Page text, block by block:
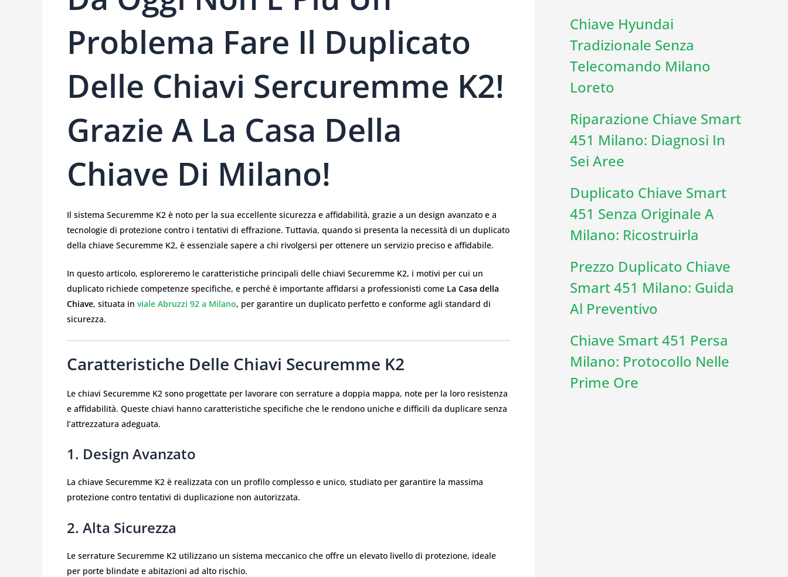
Problema Fare Il Duplicato
Delle Chiavi Sercuremme K2!
Grazie A La Casa Della
Chiave Di Milano!
Il sistema Securemme K2 è noto per la sua eccellente sicurezza e affidabilità, grazie a un design avanzato e a
tecnologie di protezione contro i tentativi di effrazione. Tuttavia, quando si presenta la necessità di un duplicato
della chiave Securemme K2, è essenziale sapere a chi rivolgersi per ottenere un servizio preciso e affidabile.
In questo articolo, esploreremo le caratteristiche principali delle chiavi Securemme K2, i motivi per cui un
duplicato richiede competenze specifiche, e perché è importante affidarsi a professionisti come La Casa della
Chiave, situata in viale Abruzzi 92 a Milano, per garantire un duplicato perfetto e conforme agli standard di
sicurezza.
Caratteristiche Delle Chiavi Securemme K2
Le chiavi Securemme K2 sono progettate per lavorare con serrature a doppia mappa, note per la loro resistenza
e affidabilità. Queste chiavi hanno caratteristiche specifiche che le rendono uniche e difficili da duplicare senza
l’attrezzatura adeguata.
1. Design Avanzato
La chiave Securemme K2 è realizzata con un profilo complesso e unico, studiato per garantire la massima
protezione contro tentativi di duplicazione non autorizzata.
2. Alta Sicurezza
Le serrature Securemme K2 utilizzano un sistema meccanico che offre un elevato livello di protezione, ideale
per porte blindate e abitazioni ad alto rischio.
Chiave Hyundai
Tradizionale Senza
Telecomando Milano
Loreto
Riparazione Chiave Smart
451 Milano: Diagnosi In
Sei Aree
Duplicato Chiave Smart
451 Senza Originale A
Milano: Ricostruirla
Prezzo Duplicato Chiave
Smart 451 Milano: Guida
Al Preventivo
Chiave Smart 451 Persa
Milano: Protocollo Nelle
Prime Ore